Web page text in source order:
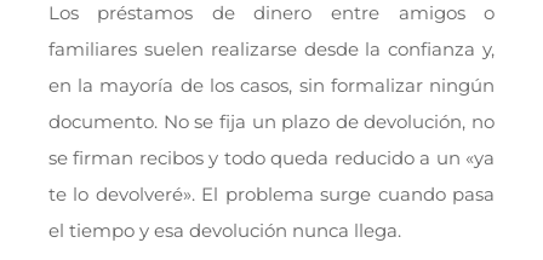
Los préstamos de dinero entre amigos o
familiares suelen realizarse desde la confianza y,
en la mayoría de los casos, sin formalizar ningún
documento. No se fija un plazo de devolución, no
se firman recibos y todo queda reducido a un «ya
te lo devolveré». El problema surge cuando pasa
el tiempo y esa devolución nunca llega.